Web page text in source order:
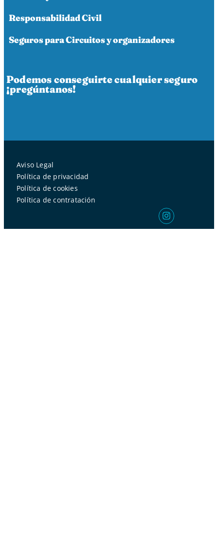
Responsabilidad Civil
Seguros para Circuitos y organizadores
Podemos conseguirte cualquier seguro
¡pregúntanos!
Aviso Legal
Política de privacidad
Política de cookies
Política de contratación